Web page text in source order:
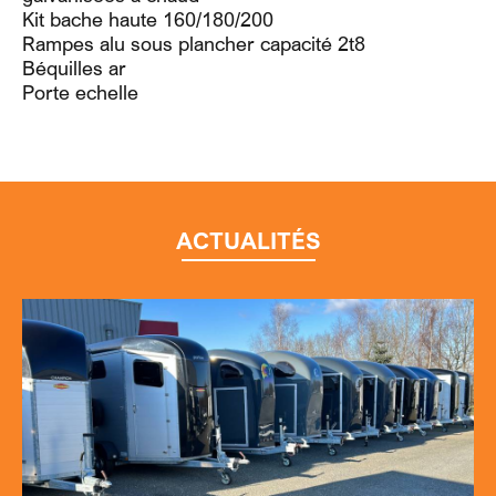
Kit bache haute 160/180/200
Rampes alu sous plancher capacité 2t8
Béquilles ar
Porte echelle
ACTUALITÉS